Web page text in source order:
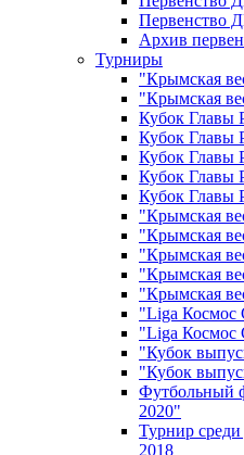
Первенство
Архив
Турниры
"Крымская
"Крымская
Кубок Главы
Кубок Главы
Кубок Главы
Кубок Главы
Кубок Главы
"Крымская
"Крымская
"Крымская
"Крымская
"Крымская
"Liga Космос
"Liga Космос
"Кубок
"Кубок
Футбольный
2020"
Турнир
2018